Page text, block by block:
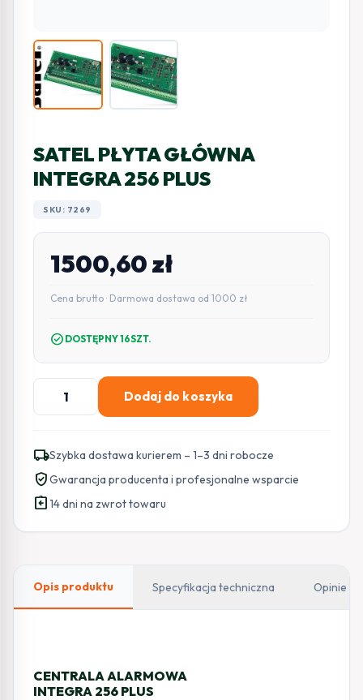
SATEL PŁYTA GŁÓWNA
INTEGRA 256 PLUS
SKU: 7269
1500,60zł
Cena brutto · Darmowa dostawa od 1000 zł
check_circle DOSTĘPNY 16SZT.
ilość
SATEL
INTEGRA
256
PLUS
Dodaj do koszyka
local_shippingSzybka dostawa kurierem – 1–3 dni robocze
verified_userGwarancja producenta i profesjonalne wsparcie
assignment_return14 dni na zwrot towaru
Opis produktu Specyfikacja techniczna Opinie
CENTRALA ALARMOWA
INTEGRA 256 PLUS